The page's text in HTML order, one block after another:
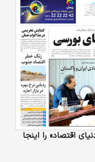
اقتصاد» را اینجا